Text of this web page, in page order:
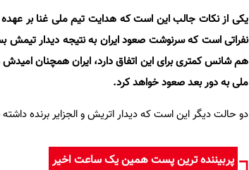
یکی از نکات جالب این است که هدایت تیم ملی غنا بر
نفراتی است که سرنوشت صعود ایران به نتیجه دیدار تیمش
هم شانس کمتری برای این اتفاق دارد، ایران همچنان
ملی به دور بعد صعود خواهد کرد.
دو حالت دیگر این است که دیدار اتریش و الجزایر برنده
پربیننده ترین پست همین یک ساعت اخیر